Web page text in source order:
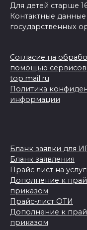
Для детей старше
Контактные
государственных
Согласие на
помощью сервисов
top.mail.ru
Политика
информации
Бланк заявки для
Бланк заявления
Прайс лист на
Дополнение к
приказом
Прайс-лист ОТИ
Дополнение к
приказом